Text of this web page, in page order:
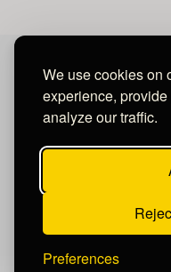
We use cookies on
experience,
analyze our traffic.
Preferences
David
Salvador.